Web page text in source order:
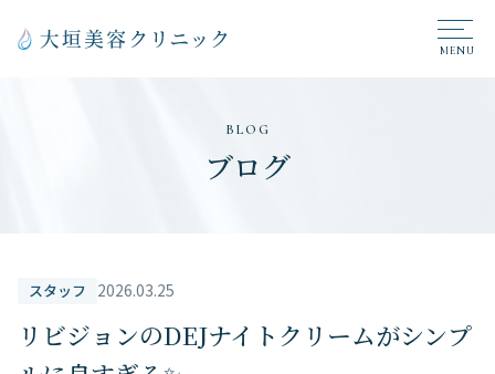
BLOG
ブログ
スタッフ 2026.03.25
リビジョンのDEJナイトクリームがシンプ